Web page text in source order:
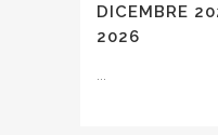
DICEMBRE
2026